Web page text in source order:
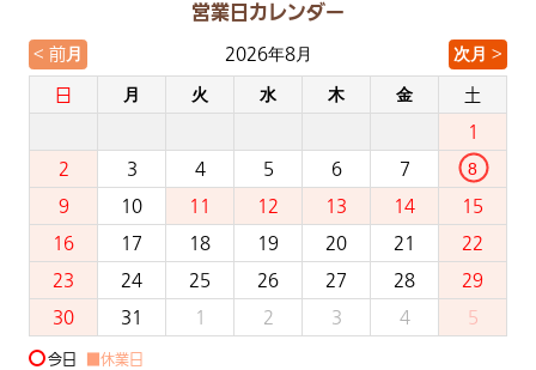
営業日カレンダー
< 前月 2026年8月 次月 >
日 月 火 水 木 金 土
1
2 3 4 5 6 7 8
9 10 11 12 13 14 15
16 17 18 19 20 21 22
23 24 25 26 27 28 29
30 31 1 2 3 4 5
今日 ■休業日